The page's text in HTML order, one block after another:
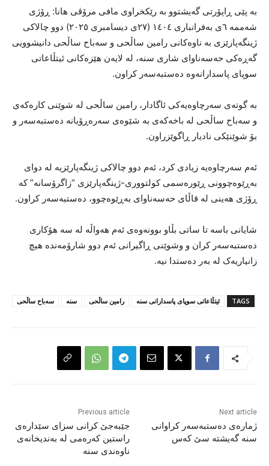
بە پێی ڕاپۆرتی گەیشتوو بە رێکخراوی مافی مرۆڤی هانا: ڕۆژی
شەممە ٦ی بەفرانباری ١٤٠٤ (٢٧ی دیسامبری ٢٠٢٥) دوو چالاکی
ژینگەپارێزی بە ناوەکانی رامین ساڵحی و سەباح ساڵحی دانیشوویی
گەڕەکی حەسەناوای شاری سنە، لە لایەن هێزەکانی ئیتڵاعاتی
سوپای پاسدارانەوە دەستبەسەر کراون.
بە گوتەی سەرچاوەیەکی ئاگادار، رامین ساڵحی لە شوێنی کارەکەی
و سەباح ساڵحی لە باخەکەی بە شێوەی سەرەڕۆیانە دەستبەسەر و
بۆ شوێنێکی نادیار ڕاگوێزراون.
ئەم سەرچاوەیە زیادی کرد، ئەم دوو چالاکی ژینگەپارێزیە لە دوای
بەڕێوەچوونی ڕێورەسمی کولتووری-ژینگەپارێزی “زاگرۆسانە” کە
ڕۆژی هەینی لە قاڵای حەسەناوای بەڕێوەچوو، دەستبەسەر کراون.
شایانی باسە تا ساتی بڵاو بوونەوەی ئەم هەواڵە لە سە هۆکاری
دەستبەسەر کران و وشوێنی ڕاگیرانی ئەم دوو شارۆمەندە هیچ
زانیاریەک لە بەر دەستدا نیە.
TAGS ئیتڵاعاتی سوپای پاسدارانی سنە رامین ساڵحی سنە سەباح ساڵحی
Previous article
جێبەجێ کرانی سزای سێدارەی
راستین کەرەمی لە بەندیخانەی
ناوەندی سنە
Next article
ژمارەی دەستبەسەر کراوانی
سنە گەیشتە سێ کەس